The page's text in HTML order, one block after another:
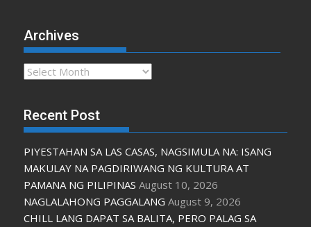
Archives
Archives
Recent Post
PIYESTAHAN SA LAS CASAS, NAGSIMULA NA: ISANG
MAKULAY NA PAGDIRIWANG NG KULTURA AT
PAMANA NG PILIPINAS August 10, 2026
NAGLALAHONG PAGGALANG August 9, 2026
CHILL LANG DAPAT SA BALITA, PERO PALAG SA